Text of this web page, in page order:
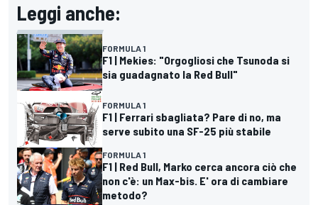
Leggi anche:
FORMULA 1
F1 | Mekies: "Orgogliosi che Tsunoda si
sia guadagnato la Red Bull"
FORMULA 1
F1 | Ferrari sbagliata? Pare di no, ma
serve subito una SF-25 più stabile
FORMULA 1
F1 | Red Bull, Marko cerca ancora ciò che
non c'è: un Max-bis. E' ora di cambiare
metodo?